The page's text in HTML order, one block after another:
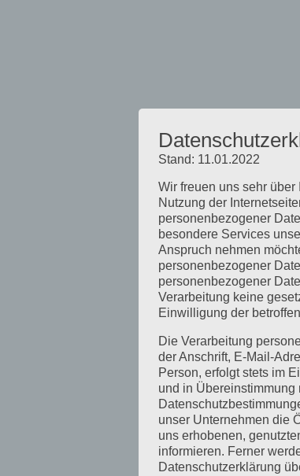
Stand: 11.01.2022
Wir freuen uns sehr
Nutzung der
personenbezogener
besondere Services
Anspruch nehmen
personenbezogener
personenbezogener
Verarbeitung keine
Einwilligung der
Die Verarbeitung
der Anschrift, E-Mail-
Person, erfolgt stets im
und in
unser Unternehmen die
uns erhobenen,
informieren. Ferner
Datenschutzerklärung